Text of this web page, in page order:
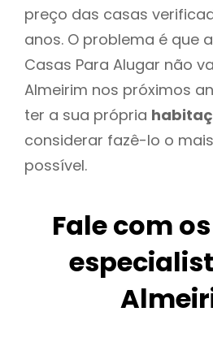
preço das casas
anos. O problema é que
Casas Para Alugar não
Almeirim nos próximos
ter a sua própria
considerar fazê-lo o
possível.
Fale com